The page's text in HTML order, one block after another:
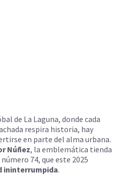
de La Laguna, donde cada
respira historia, hay
en parte del alma urbana.
Núñez, la emblemática tienda
74, que este 2025
ininterrumpida.